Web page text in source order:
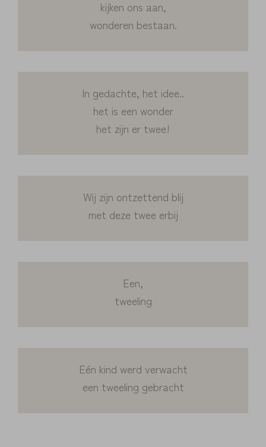
kijken ons aan,
wonderen bestaan.
In gedachte, het idee..
het is een wonder
het zijn er twee!
Wij zijn ontzettend blij
met deze twee erbij
Een,
tweeling
Eén kind werd verwacht
een tweeling gebracht